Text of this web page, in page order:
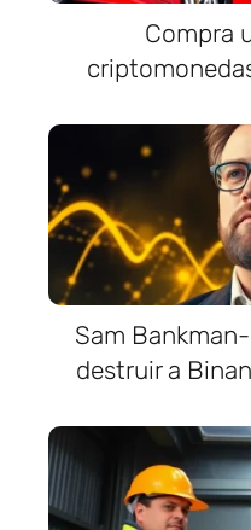
Compra
Sam
destruir a